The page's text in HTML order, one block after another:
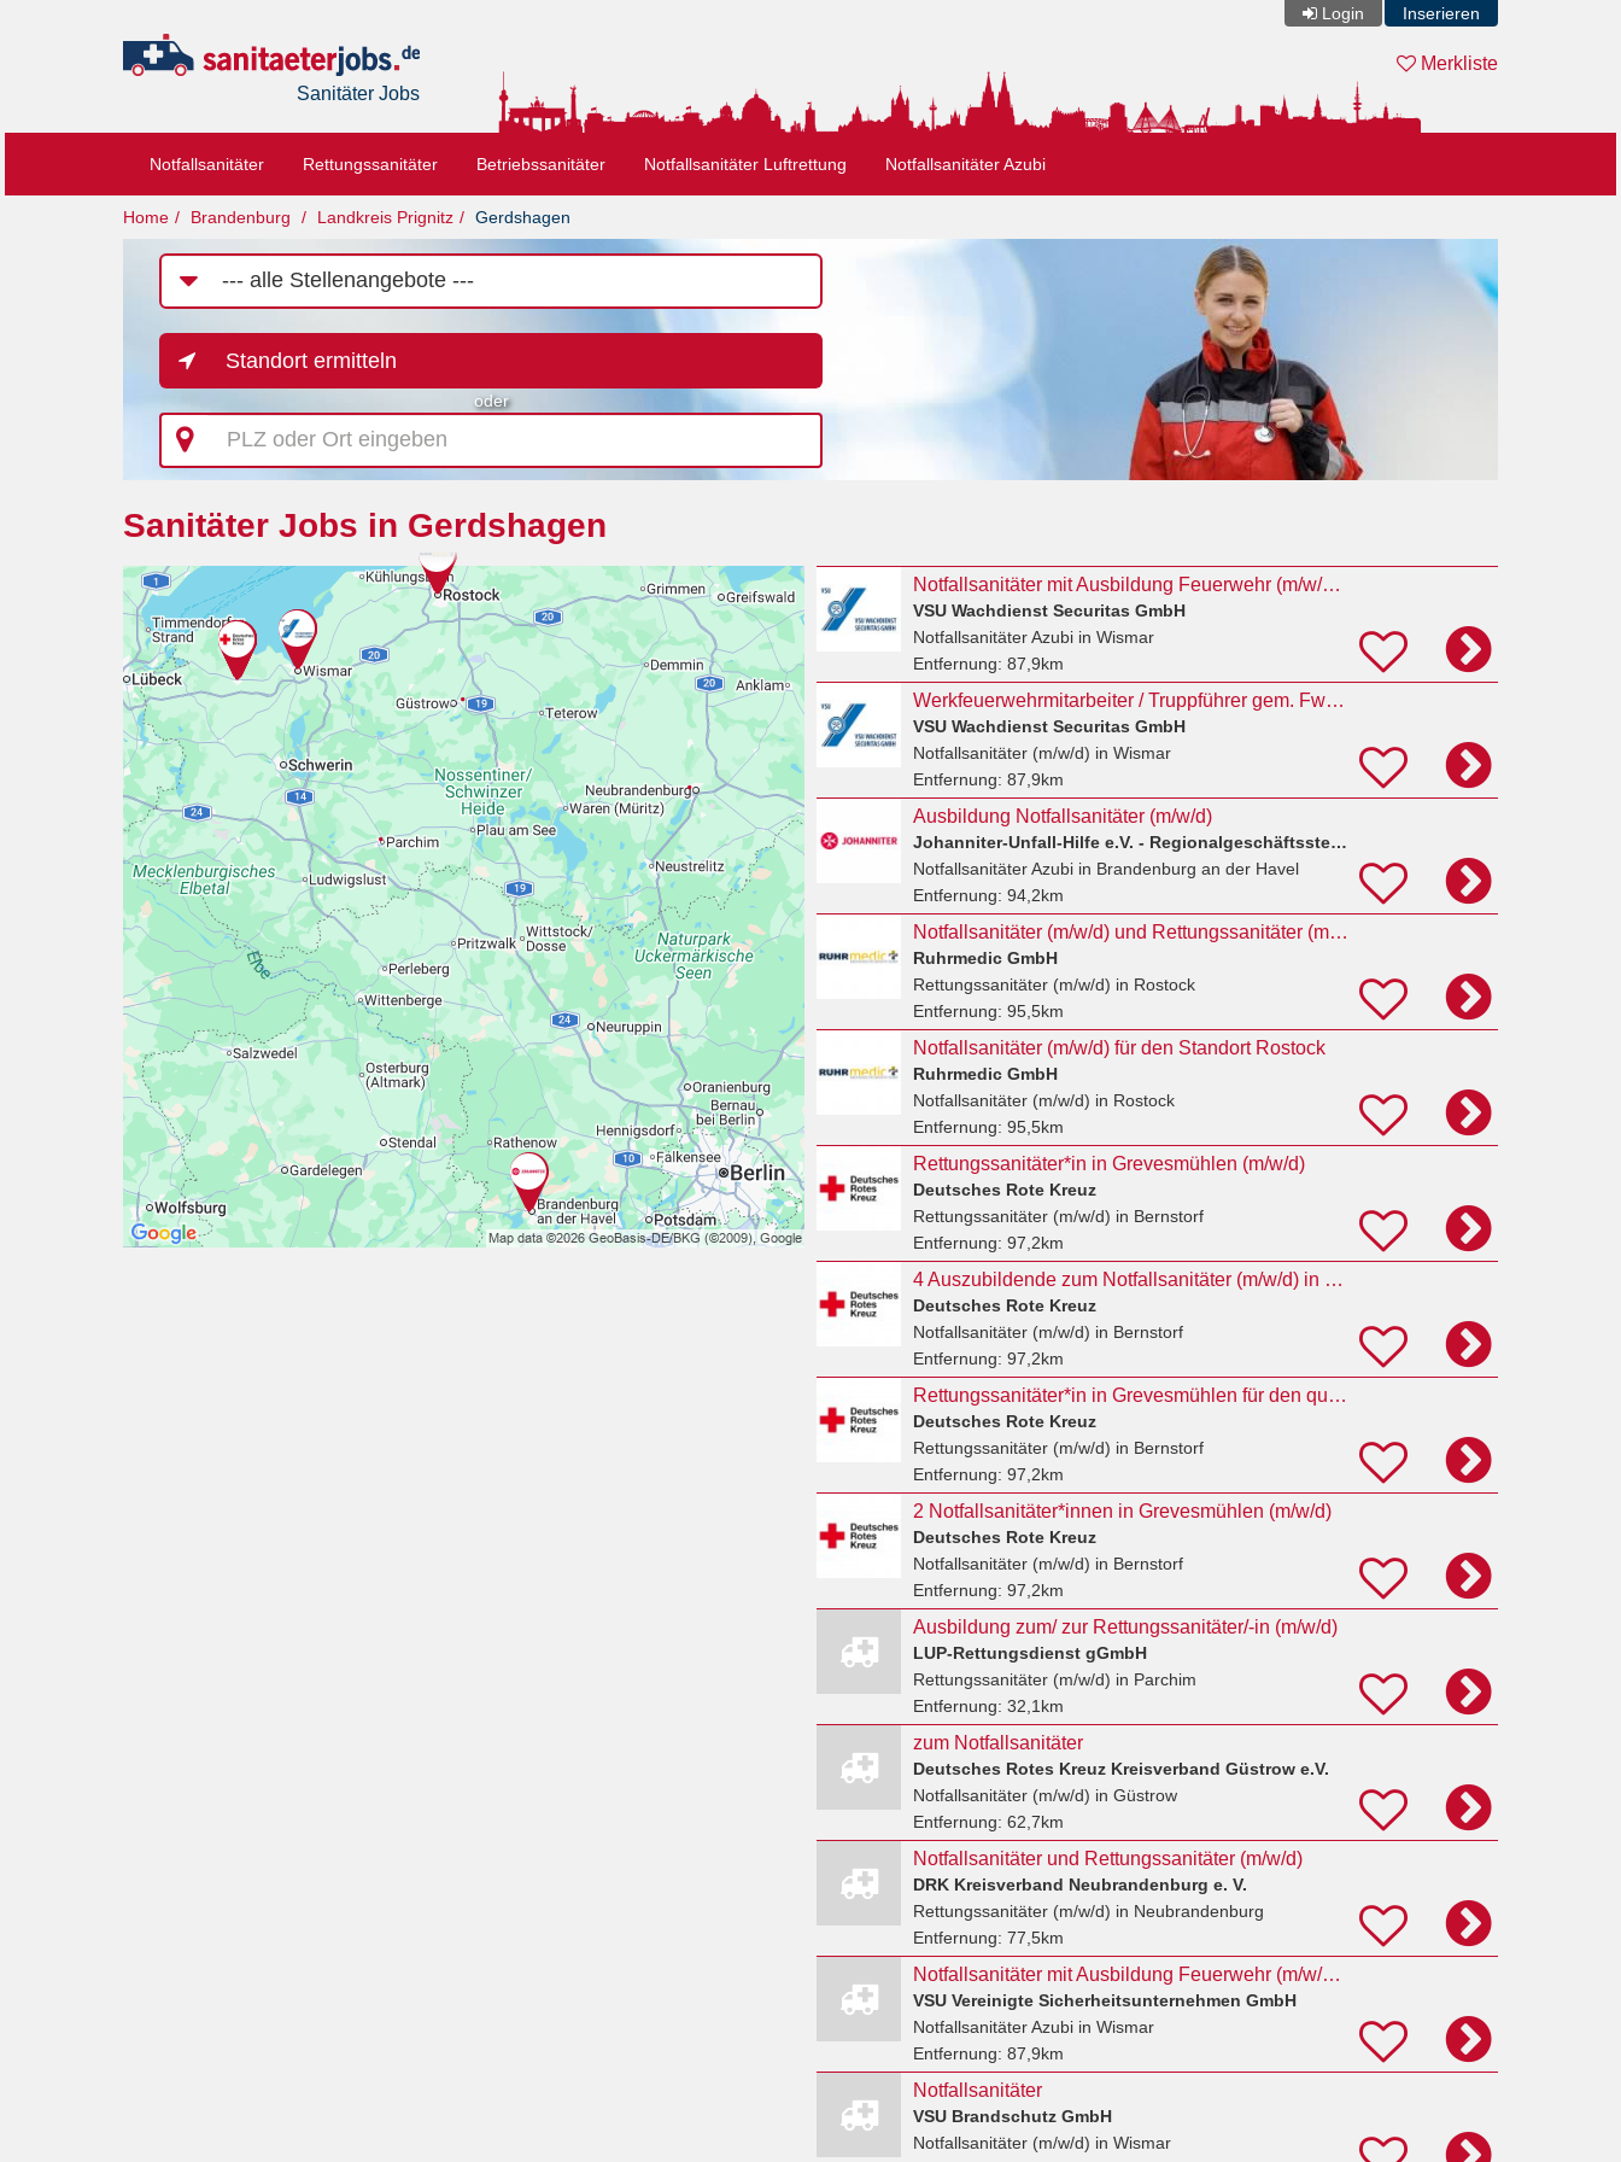
Login Inserieren
Sanitäter Jobs
Merkliste
Notfallsanitäter Rettungssanitäter Betriebssanitäter Notfallsanitäter Luftrettung Notfallsanitäter Azubi
Home Brandenburg Landkreis Prignitz Gerdshagen
Job-
Kategorie
Standort ermitteln
oder
PLZ
oder
Ort
Sanitäter Jobs in Gerdshagen
Notfallsanitäter mit Ausbildung Feuerwehr (m/w/d) in Wismar
VSU Wachdienst Securitas GmbH
Notfallsanitäter Azubiin Wismar
Entfernung: 87,9km
Werkfeuerwehrmitarbeiter / Truppführer gem. FwDV 2 + Notfallsanitäter (m/w/d) in Wismar
VSU Wachdienst Securitas GmbH
Notfallsanitäter (m/w/d) in Wismar
Entfernung: 87,9km
Ausbildung Notfallsanitäter (m/w/d)
Johanniter-Unfall-Hilfe e.V. - Regionalgeschäftsstelle Berlin
Notfallsanitäter Azubiin Brandenburg an der Havel
Entfernung: 94,2km
Notfallsanitäter (m/w/d) und Rettungssanitäter (m/w/d) für den Standort Rostock
Ruhrmedic GmbH
Rettungssanitäter (m/w/d) in Rostock
Entfernung: 95,5km
Notfallsanitäter (m/w/d) für den Standort Rostock
Ruhrmedic GmbH
Notfallsanitäter (m/w/d) in Rostock
Entfernung: 95,5km
Rettungssanitäter*in in Grevesmühlen (m/w/d)
Deutsches Rote Kreuz
Rettungssanitäter (m/w/d) in Bernstorf
Entfernung: 97,2km
4 Auszubildende zum Notfallsanitäter (m/w/d) in Vollzeit
Deutsches Rote Kreuz
Notfallsanitäter (m/w/d) in Bernstorf
Entfernung: 97,2km
Rettungssanitäter*in in Grevesmühlen für den qualifizierten Krankentransport (m/w/d)
Deutsches Rote Kreuz
Rettungssanitäter (m/w/d) in Bernstorf
Entfernung: 97,2km
2 Notfallsanitäter*innen in Grevesmühlen (m/w/d)
Deutsches Rote Kreuz
Notfallsanitäter (m/w/d) in Bernstorf
Entfernung: 97,2km
Ausbildung zum/ zur Rettungssanitäter/-in (m/w/d)
LUP-Rettungsdienst gGmbH
Rettungssanitäter (m/w/d) in Parchim
Entfernung: 32,1km
zum Notfallsanitäter
Deutsches Rotes Kreuz Kreisverband Güstrow e.V.
Notfallsanitäter (m/w/d) in Güstrow
Entfernung: 62,7km
Notfallsanitäter und Rettungssanitäter (m/w/d)
DRK Kreisverband Neubrandenburg e. V.
Rettungssanitäter (m/w/d) in Neubrandenburg
Entfernung: 77,5km
Notfallsanitäter mit Ausbildung Feuerwehr (m/w/d) in Wismar
VSU Vereinigte Sicherheitsunternehmen GmbH
Notfallsanitäter Azubiin Wismar
Entfernung: 87,9km
Notfallsanitäter
VSU Brandschutz GmbH
Notfallsanitäter (m/w/d) in Wismar